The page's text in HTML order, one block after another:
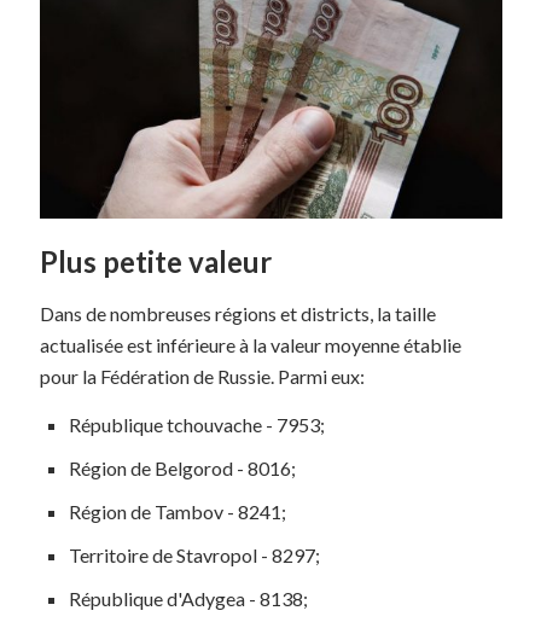
Plus petite valeur
Dans de nombreuses régions et districts, la taille
actualisée est inférieure à la valeur moyenne établie
pour la Fédération de Russie. Parmi eux:
République tchouvache - 7953;
Région de Belgorod - 8016;
Région de Tambov - 8241;
Territoire de Stavropol - 8297;
République d'Adygea - 8138;